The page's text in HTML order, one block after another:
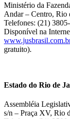
Ministério da
Andar – Centro, Rio
Telefones: (21)
Disponível na
gratuito).
Estado do Rio de
Assembléia
s/n – Praça XV, Rio